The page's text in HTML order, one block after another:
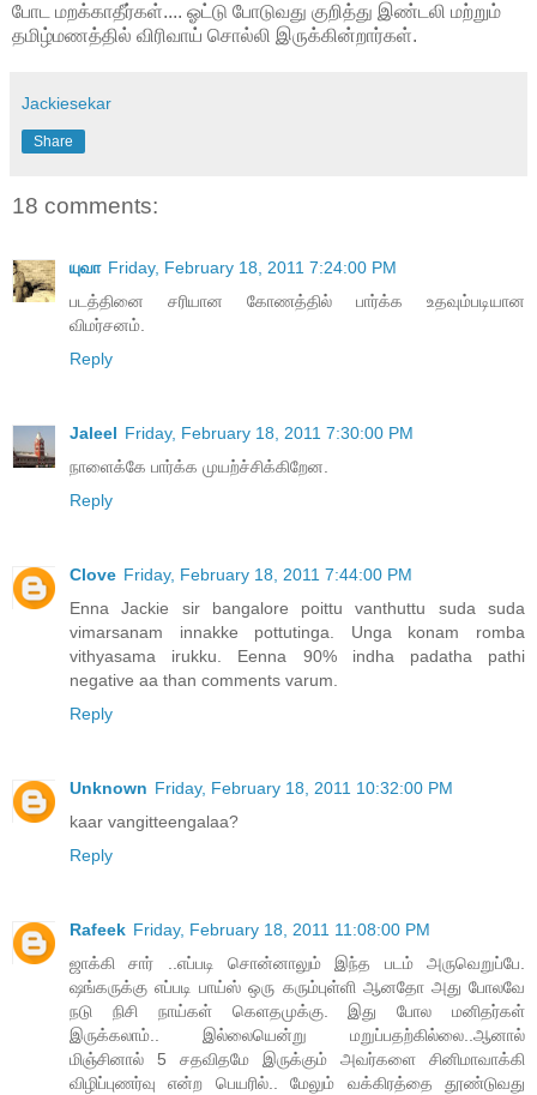
போட மறக்காதீர்கள்.... ஓட்டு போடுவது குறித்து இண்டலி மற்றும்
தமிழ்மணத்தில் விரிவாய் சொல்லி இருக்கின்றார்கள்.
Jackiesekar
Share
18 comments:
யுவா Friday, February 18, 2011 7:24:00 PM
படத்தினை சரியான கோணத்தில் பார்க்க உதவும்படியான
விமர்சனம்.
Reply
Jaleel Friday, February 18, 2011 7:30:00 PM
நாளைக்கே பார்க்க முயற்ச்சிக்கிறேன.
Reply
Clove Friday, February 18, 2011 7:44:00 PM
Enna Jackie sir bangalore poittu vanthuttu suda suda
vimarsanam innakke pottutinga. Unga konam romba
vithyasama irukku. Eenna 90% indha padatha pathi
negative aa than comments varum.
Reply
Unknown Friday, February 18, 2011 10:32:00 PM
kaar vangitteengalaa?
Reply
Rafeek Friday, February 18, 2011 11:08:00 PM
ஜாக்கி சார் ..எப்படி சொன்னாலும் இந்த படம் அருவெறுப்பே.
ஷங்கருக்கு எப்படி பாய்ஸ் ஒரு கரும்புள்ளி ஆனதோ அது போலவே
நடு நிசி நாய்கள் கெளதமுக்கு. இது போல மனிதர்கள்
இருக்கலாம்.. இல்லையென்று மறுப்பதற்கில்லை..ஆனால்
மிஞ்சினால் 5 சதவிதமே இருக்கும் அவர்களை சினிமாவாக்கி
விழிப்புணர்வு என்ற பெயரில்.. மேலும் வக்கிரத்தை தூண்டுவது